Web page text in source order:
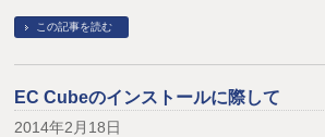
この記事を読む
EC Cubeのインストールに際して
2014年2月18日